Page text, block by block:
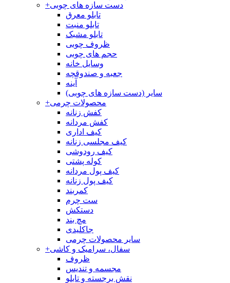
+دست سازه های چوبی
تابلو معرق
تابلو منبت
تابلو مشبک
ظروف چوبی
حجم های چوبی
وسایل خانه
جعبه و صندوقچه
آینه
سایر (دست سازه های چوبی)
+محصولات چرمی
کفش زنانه
کفش مردانه
کیف اداری
کیف مجلسی زنانه
کیف رودوشی
کوله پشتی
کیف پول مردانه
کیف پول زنانه
کمربند
ست چرم
دستکش
مچ بند
جاکلیدی
سایر محصولات چرمی
+سفال، سرامیک و کاشی
ظروف
مجسمه و تندیس
نقش برجسته و تابلو